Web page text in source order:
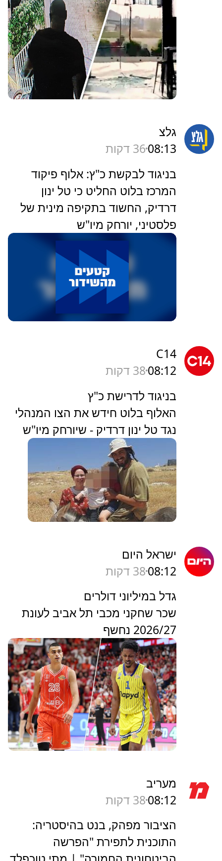
גלצ
08:1337 דקות
בניגוד לבקשת כ"ץ: אלוף פיקוד
המרכז בלוט החליט כי טל ינון
דרדיק, החשוד בתקיפה מינית של
פלסטיני, יורחק מיו"ש
C14
08:1238 דקות
בניגוד לדרישת כ"ץ
האלוף בלוט חידש את הצו המנהלי
נגד טל ינון דרדיק - שיורחק מיו"ש
ישראל היום
08:1238 דקות
גדל במיליוני דולרים
שכר שחקני מכבי תל אביב לעונת
2026/27 נחשף
מעריב
08:1238 דקות
הציבור מפהק, בנט בהיסטריה:
התוכנית לתפירת "הפרשה